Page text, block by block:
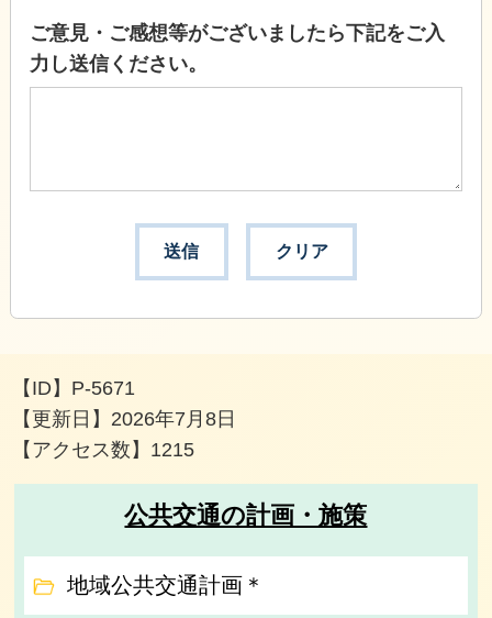
ご意見・ご感想等がございましたら下記をご入
力し送信ください。
【ID】 P-5671
【更新日】 2026年7月8日
【アクセス数】 1215
公共交通の計画・施策
地域公共交通計画＊